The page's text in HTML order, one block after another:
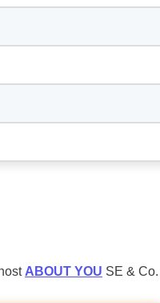
ABOUT YOU SE &